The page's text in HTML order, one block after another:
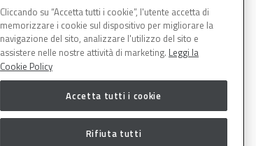
Cure Low Energy: la
tecnologia che
riduce consumi
energetici e
aumenta la
produttività in
carrozzeria
ARVAL finalizza
l’acquisizione di
Athlon
Cliccando su “Accetta tutti i cookie”, l'utente accetta di
memorizzare i cookie sul dispositivo per migliorare la
navigazione del sito, analizzare l'utilizzo del sito e
assistere nelle nostre attività di marketing. Leggi la
Cookie Policy
Accetta tutti i cookie
Rifiuta tutti